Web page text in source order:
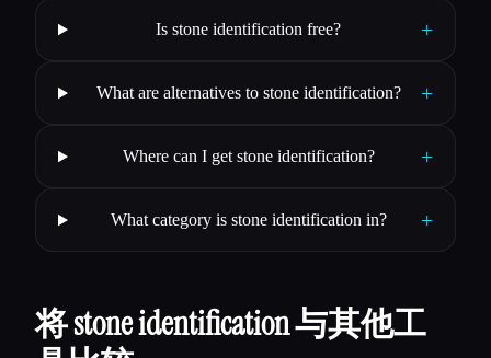
Is stone identification free? +
What are alternatives to stone identification? +
Where can I get stone identification? +
What category is stone identification in? +
将 stone identification 与其他工